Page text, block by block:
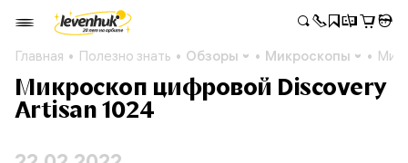
Главная Полезно знать Обзоры Микроскопы
Микроскоп цифровой Discovery
Artisan 1024